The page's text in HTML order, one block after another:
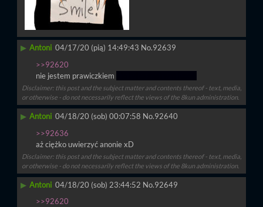
▶ Antoni 04/17/20 (pią) 14:49:43 No.92639
>>92620
nie jestem prawiczkiem
Disclaimer: this post and the subject matter and contents thereof - text, media,
or otherwise - do not necessarily reflect the views of the 8kun administration.
▶ Antoni 04/18/20 (sob) 00:07:58 No.92640
>>92636
aż ciężko uwierzyć anonie xD
Disclaimer: this post and the subject matter and contents thereof - text, media,
or otherwise - do not necessarily reflect the views of the 8kun administration.
▶ Antoni 04/18/20 (sob) 23:44:52 No.92649
>>92620